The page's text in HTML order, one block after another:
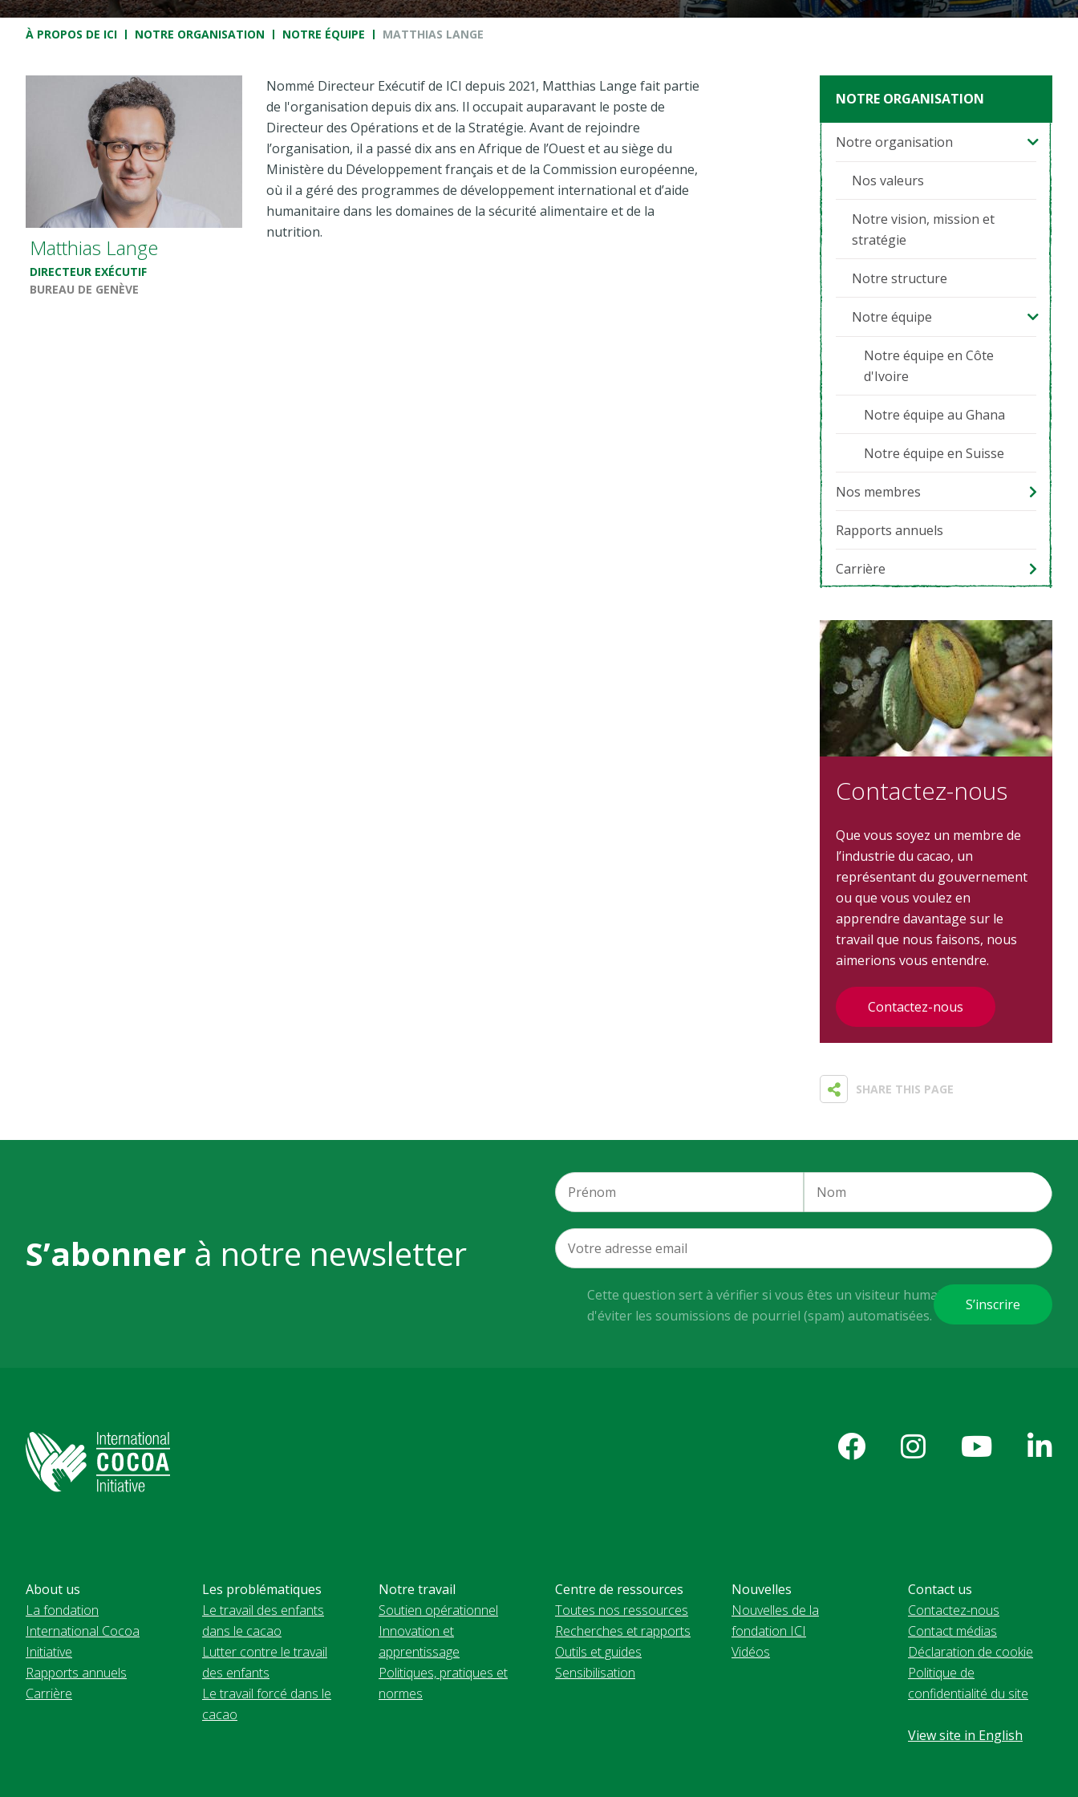
Fil d'Ariane
À PROPOS DE ICI NOTRE ORGANISATION NOTRE ÉQUIPE MATTHIAS LANGE
Matthias Lange
DIRECTEUR EXÉCUTIF
BUREAU DE GENÈVE
Nommé Directeur Exécutif de ICI depuis 2021, Matthias Lange fait partie
de l'organisation depuis dix ans. Il occupait auparavant le poste de
Directeur des Opérations et de la Stratégie. Avant de rejoindre
l’organisation, il a passé dix ans en Afrique de l’Ouest et au siège du
Ministère du Développement français et de la Commission européenne,
où il a géré des programmes de développement international et d’aide
humanitaire dans les domaines de la sécurité alimentaire et de la
nutrition.
NOTRE ORGANISATION
Notre organisation
Nos valeurs
Notre vision, mission et
stratégie
Notre structure
Notre équipe
Notre équipe en Côte
d'Ivoire
Notre équipe au Ghana
Notre équipe en Suisse
Nos membres
Rapports annuels
Carrière
Contactez-nous
Que vous soyez un membre de
l’industrie du cacao, un
représentant du gouvernement
ou que vous voulez en
apprendre davantage sur le
travail que nous faisons, nous
aimerions vous entendre.
Contactez-nous
SHARE THIS PAGE
S’abonner à notre newsletter
Cette question sert à vérifier si vous êtes un visiteur humain ou non afin
d'éviter les soumissions de pourriel (spam) automatisées.
About us
La fondation
International Cocoa
Initiative
Rapports annuels
Carrière
Les problématiques
Le travail des enfants
dans le cacao
Lutter contre le travail
des enfants
Le travail forcé dans le
cacao
Notre travail
Soutien opérationnel
Innovation et
apprentissage
Politiques, pratiques et
normes
Centre de ressources
Toutes nos ressources
Recherches et rapports
Outils et guides
Sensibilisation
Nouvelles
Nouvelles de la
fondation ICI
Vidéos
Contact us
Contactez-nous
Contact médias
Déclaration de cookie
Politique de
confidentialité du site
View site in English